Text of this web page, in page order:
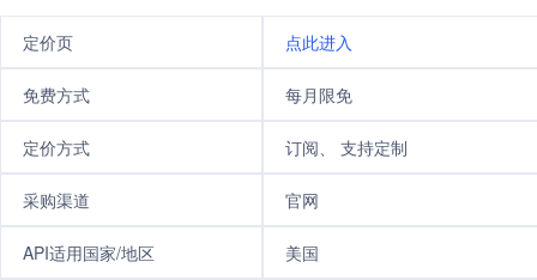
定价页 点此进入
免费方式 每月限免
定价方式 订阅、 支持定制
采购渠道 官网
API适用国家/地区 美国